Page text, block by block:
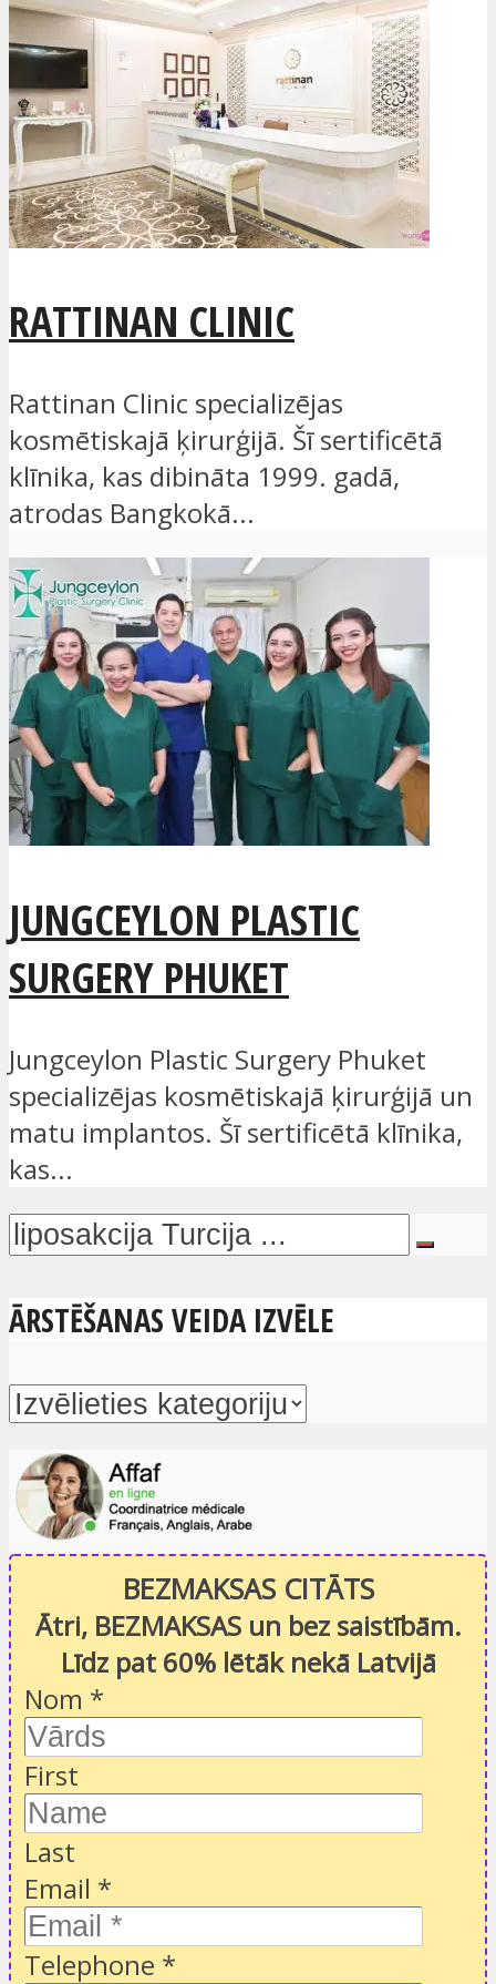
RATTINAN CLINIC
Rattinan Clinic specializējas
kosmētiskajā ķirurģijā. Šī sertificētā
klīnika, kas dibināta 1999. gadā,
atrodas Bangkokā...
JUNGCEYLON PLASTIC
SURGERY PHUKET
Jungceylon Plastic Surgery Phuket
specializējas kosmētiskajā ķirurģijā un
matu implantos. Šī sertificētā klīnika,
kas...
ĀRSTĒŠANAS VEIDA IZVĒLE
BEZMAKSAS CITĀTS
Ātri, BEZMAKSAS un bez saistībām.
Līdz pat 60% lētāk nekā Latvijā
Nom *
First
Last
Email *
Telephone *